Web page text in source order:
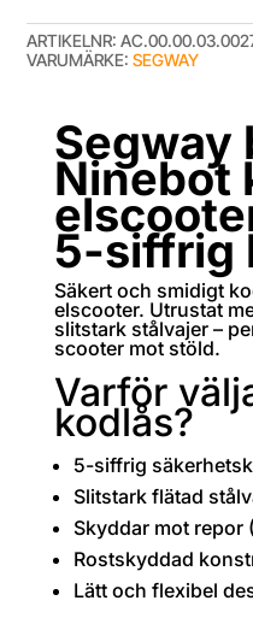
ARTIKELNR:
VARUMÄRKE:SEGWAY
Segway
Ninebot
5-siffrig
Säkert och smidigt
elscooter. Utrustat
slitstark stålvajer –
scooter mot stöld.
Varför
kodlås?
5-siffrig
Slitstark flätad
Skyddar mot repor
Rostskyddad
Lätt och flexibel